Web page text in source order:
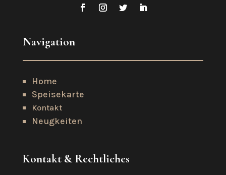
Navigation
Home
Speisekarte
Kontakt
Neugkeiten
Kontakt & Rechtliches